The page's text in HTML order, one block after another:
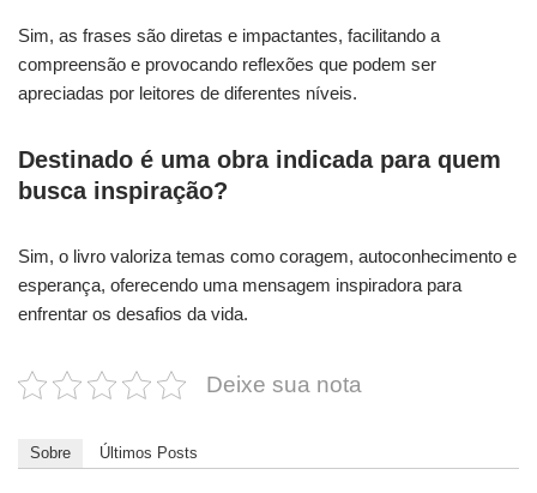
Sim, as frases são diretas e impactantes, facilitando a
compreensão e provocando reflexões que podem ser
apreciadas por leitores de diferentes níveis.
Destinado é uma obra indicada para quem
busca inspiração?
Sim, o livro valoriza temas como coragem, autoconhecimento e
esperança, oferecendo uma mensagem inspiradora para
enfrentar os desafios da vida.
Deixe sua nota
Sobre Últimos Posts